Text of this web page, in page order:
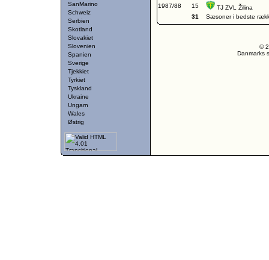
SanMarino
Schweiz
Serbien
Skotland
Slovakiet
Slovenien
Spanien
Sverige
Tjekkiet
Tyrkiet
Tyskland
Ukraine
Ungarn
Wales
Østrig
1987/88
15
TJ ZVL Žilina
31
Sæsoner i bedste
©
Danmarks